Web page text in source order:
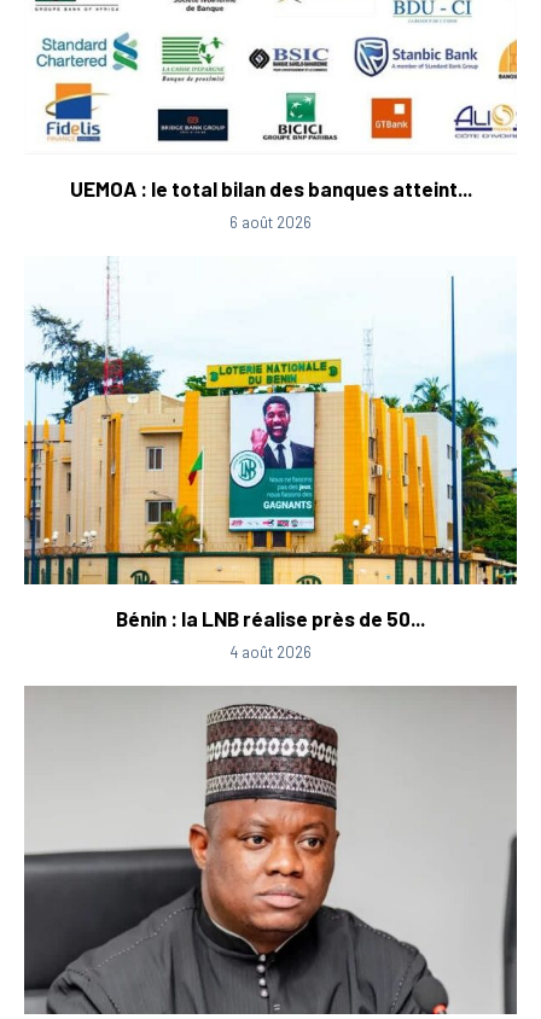
UEMOA : le total bilan des banques atteint...
6 août 2026
Bénin : la LNB réalise près de 50...
4 août 2026